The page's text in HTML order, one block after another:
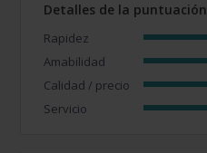
Detalles de la puntuación
Rapidez
Amabilidad
Calidad / precio
Servicio